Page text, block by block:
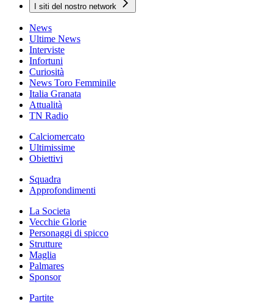
I siti del nostro network
News
Ultime News
Interviste
Infortuni
Curiosità
News Toro Femminile
Italia Granata
Attualità
TN Radio
Calciomercato
Ultimissime
Obiettivi
Squadra
Approfondimenti
La Societa
Vecchie Glorie
Personaggi di spicco
Strutture
Maglia
Palmares
Sponsor
Partite